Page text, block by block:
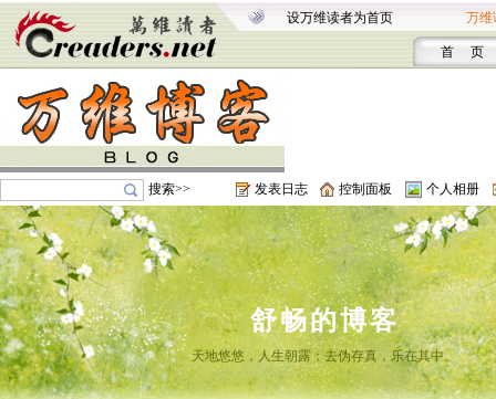
设万维读者为首页 万维
首 页
搜索>> 发表日志 控制面板 个人相册
舒畅的博客
天地悠悠，人生朝露；去伪存真，乐在其中。